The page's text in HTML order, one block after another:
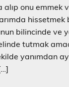
alıp onu emmek
hissetmek
bilincinde ve
tutmak
yanımdan